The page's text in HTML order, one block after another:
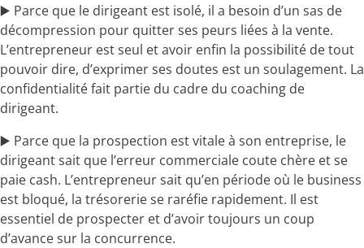
▶️ Parce que le dirigeant est isolé, il a besoin d’un sas de
décompression pour quitter ses peurs liées à la vente.
L’entrepreneur est seul et avoir enfin la possibilité de tout
pouvoir dire, d’exprimer ses doutes est un soulagement. La
confidentialité fait partie du cadre du coaching de
dirigeant.
▶️ Parce que la prospection est vitale à son entreprise, le
dirigeant sait que l’erreur commerciale coute chère et se
paie cash. L’entrepreneur sait qu’en période où le business
est bloqué, la trésorerie se raréfie rapidement. Il est
essentiel de prospecter et d’avoir toujours un coup
d’avance sur la concurrence.